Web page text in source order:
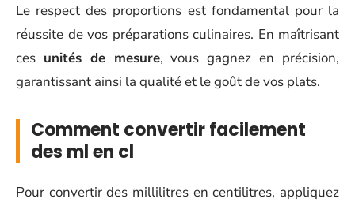
Le respect des proportions est fondamental pour la
réussite de vos préparations culinaires. En maîtrisant
ces unités de mesure, vous gagnez en précision,
garantissant ainsi la qualité et le goût de vos plats.
Comment convertir facilement
des ml en cl
Pour convertir des millilitres en centilitres, appliquez